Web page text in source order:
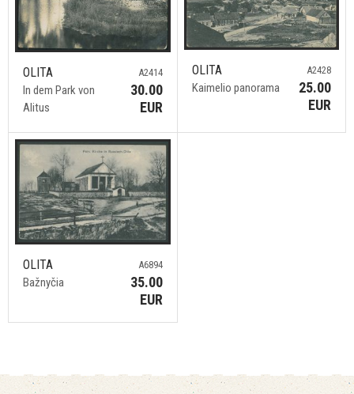
OLITA
In dem Park von
Alitus
A2414
30.00
EUR
OLITA
Kaimelio panorama
A2428
25.00
EUR
OLITA
Bažnyčia
A6894
35.00
EUR